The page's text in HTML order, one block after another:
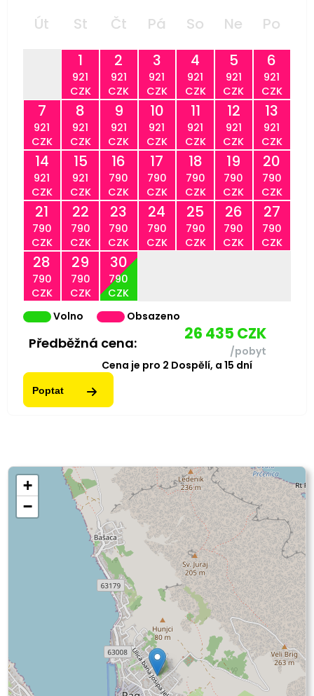
Út St Čt Pá So Ne
Po
1
921
CZK
2
921
CZK
3
921
CZK
4
921
CZK
5
921
CZK
6
921
CZK
7
921
CZK
8
921
CZK
9
921
CZK
10
921
CZK
11
921
CZK
12
921
CZK
13
921
CZK
14
921
CZK
15
921
CZK
16
790
CZK
17
790
CZK
18
790
CZK
19
790
CZK
20
790
CZK
21
790
CZK
22
790
CZK
23
790
CZK
24
790
CZK
25
790
CZK
26
790
CZK
27
790
CZK
28
790
CZK
29
790
CZK
30
790
CZK
Volno
Obsazeno
Předběžná cena: 26 435 CZK
/pobyt
Cena je pro 2 Dospělí, a 15 dní
Poptat
+
−